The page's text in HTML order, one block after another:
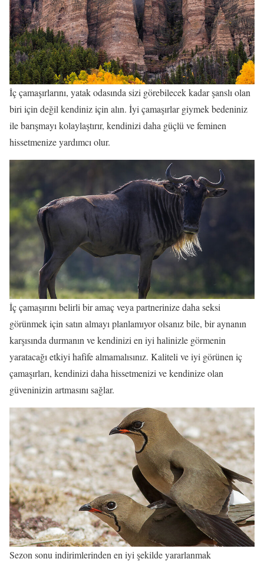
İç çamaşırlarını, yatak odasında sizi görebilecek kadar şanslı olan
biri için değil kendiniz için alın. İyi çamaşırlar giymek bedeniniz
ile barışmayı kolaylaştırır, kendinizi daha güçlü ve feminen
hissetmenize yardımcı olur.
İç çamaşırını belirli bir amaç veya partnerinize daha seksi
görünmek için satın almayı planlamıyor olsanız bile, bir aynanın
karşısında durmanın ve kendinizi en iyi halinizle görmenin
yaratacağı etkiyi hafife almamalısınız. Kaliteli ve iyi görünen iç
çamaşırları, kendinizi daha hissetmenizi ve kendinize olan
güveninizin artmasını sağlar.
Sezon sonu indirimlerinden en iyi şekilde yararlanmak